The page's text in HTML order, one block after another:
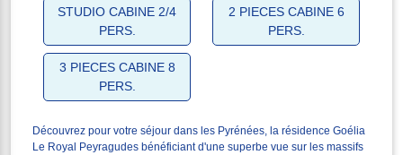
STUDIO CABINE 2/4
PERS.
2 PIECES CABINE 6
PERS.
3 PIECES CABINE 8
PERS.
Découvrez pour votre séjour dans les Pyrénées, la résidence Goélia
Le Royal Peyragudes bénéficiant d'une superbe vue sur les massifs